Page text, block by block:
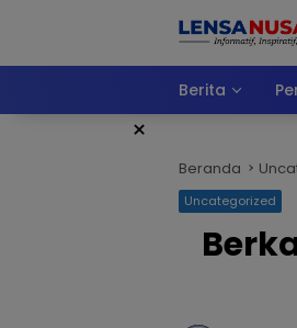
Berita
×
Beranda
Uncategorized